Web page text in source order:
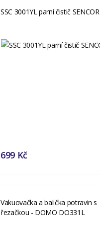
SSC 3001YL parní čistič SENCOR
699 Kč
Vakuovačka a balička potravin s
řezačkou - DOMO DO331L